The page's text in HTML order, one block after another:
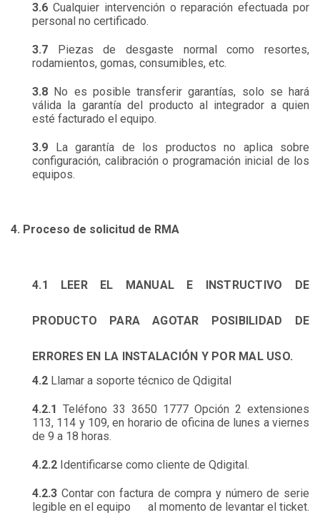
3.6 Cualquier intervención o reparación efectuada por
personal no certificado.
3.7 Piezas de desgaste normal como resortes,
rodamientos, gomas, consumibles, etc.
3.8 No es posible transferir garantías, solo se hará
válida la garantía del producto al integrador a quien
esté facturado el equipo.
3.9 La garantía de los productos no aplica sobre
configuración, calibración o programación inicial de los
equipos.
4. Proceso de solicitud de RMA
4.1 LEER EL MANUAL E INSTRUCTIVO DE
PRODUCTO PARA AGOTAR POSIBILIDAD DE
ERRORES EN LA INSTALACIÓN Y POR MAL USO.
4.2 Llamar a soporte técnico de Qdigital
4.2.1 Teléfono 33 3650 1777 Opción 2 extensiones
113, 114 y 109, en horario de oficina de lunes a viernes
de 9 a 18 horas.
4.2.2 Identificarse como cliente de Qdigital.
4.2.3 Contar con factura de compra y número de serie
legible en el equipo al momento de levantar el ticket.